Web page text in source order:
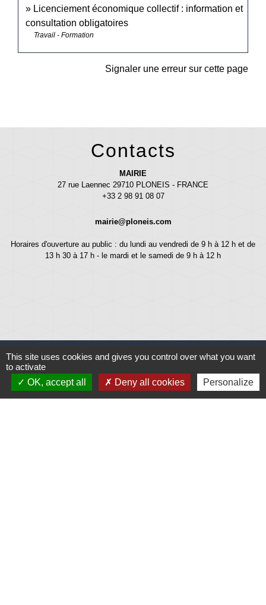
Licenciement économique collectif : information et
consultation obligatoires
Travail - Formation
Signaler une erreur sur cette page
Contacts
MAIRIE
27 rue Laennec 29710 PLONEIS - FRANCE
+33 2 98 91 08 07
mairie@ploneis.com
Horaires d'ouverture au public : du lundi au vendredi de 9 h à 12 h et de
13 h 30 à 17 h - le mardi et le samedi de 9 h à 12 h
Liens
This site uses cookies and gives you control over what you want
to activate
OK, accept all
Deny all cookies Personalize